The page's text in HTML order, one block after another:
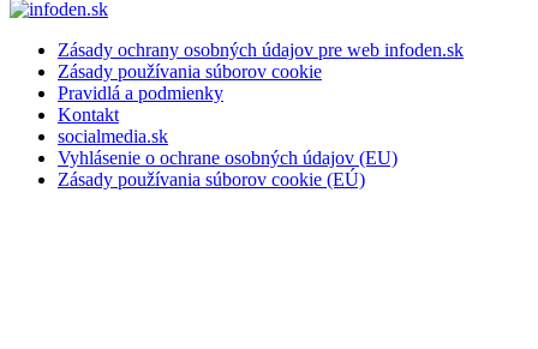
Zásady ochrany osobných údajov pre web infoden.sk
Zásady používania súborov cookie
Pravidlá a podmienky
Kontakt
socialmedia.sk
Vyhlásenie o ochrane osobných údajov (EU)
Zásady používania súborov cookie (EÚ)